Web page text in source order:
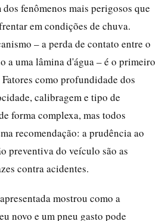
fenômenos mais perigosos que
em condições de chuva.
– a perda de contato entre o
a uma lâmina d'água – é o primeiro
como profundidade dos
calibragem e tipo de
forma complexa, mas todos
recomendação: a prudência ao
preventiva do veículo são as
contra acidentes.
mostrou como a
novo e um pneu gasto pode